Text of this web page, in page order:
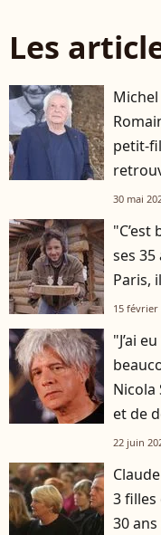
Les
petit-
30 mai
ses
Paris,
15 février
"J’ai
Nicola
et de
22 juin
3 filles
30